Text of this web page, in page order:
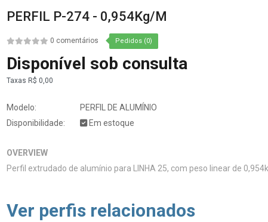
PERFIL P-274 - 0,954Kg/m
0 comentários Pedidos (0)
Disponível sob consulta
Taxas R$ 0,00
Modelo:
PERFIL DE ALUMÍNIO
Disponibilidade:
Em estoque
OVERVIEW
Perfil extrudado de alumínio para LINHA 25, com peso linear de
Ver perfis relacionados